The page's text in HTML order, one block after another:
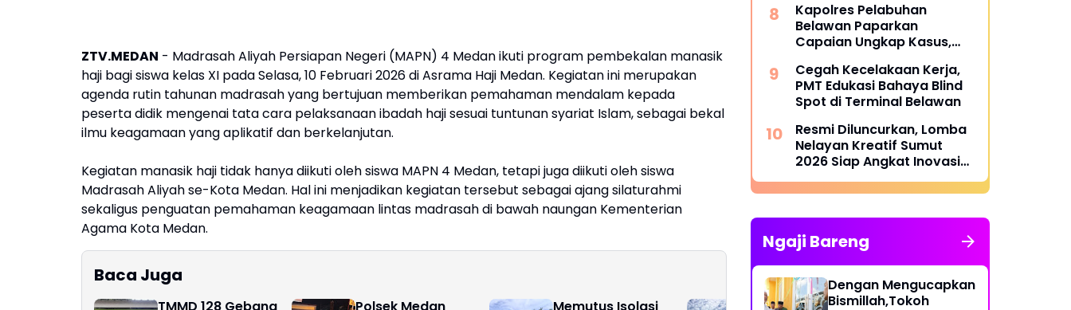
ZTV.MEDAN - Madrasah Aliyah Persiapan Negeri (MAPN) 4 Medan ikuti program pembekalan manasik
haji bagi siswa kelas XI pada Selasa, 10 Februari 2026 di Asrama Haji Medan. Kegiatan ini merupakan
agenda rutin tahunan madrasah yang bertujuan memberikan pemahaman mendalam kepada
peserta didik mengenai tata cara pelaksanaan ibadah haji sesuai tuntunan syariat Islam, sebagai bekal
ilmu keagamaan yang aplikatif dan berkelanjutan.
Kegiatan manasik haji tidak hanya diikuti oleh siswa MAPN 4 Medan, tetapi juga diikuti oleh siswa
Madrasah Aliyah se-Kota Medan. Hal ini menjadikan kegiatan tersebut sebagai ajang silaturahmi
sekaligus penguatan pemahaman keagamaan lintas madrasah di bawah naungan Kementerian
Agama Kota Medan.
Baca Juga
Kapolres Pelabuhan
Belawan Paparkan
Capaian Ungkap Kasus,
Premanisme dan Narkoba
Cegah Kecelakaan Kerja,
PMT Edukasi Bahaya Blind
Spot di Terminal Belawan
Resmi Diluncurkan, Lomba
Nelayan Kreatif Sumut
2026 Siap Angkat Inovasi
dan Potensi Pesisir
Ngaji Bareng
Dengan Mengucapkan
Bismillah,Tokoh